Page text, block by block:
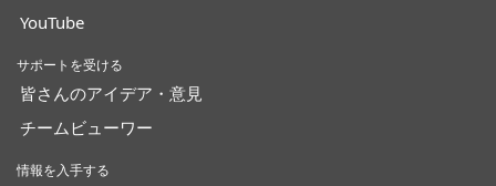
YouTube
サポートを受ける
皆さんのアイデア・意見
チームビューワー
情報を入手する